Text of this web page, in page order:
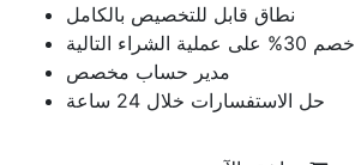
نطاق قابل للتخصيص بالكامل
خصم 30% على عملية الشراء التالية
مدير حساب مخصص
حل الاستفسارات خلال 24 ساعة